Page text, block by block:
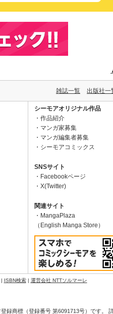
雑誌一覧 出版社一
シーモアオリジナル作品
作品紹介
マンガ家募集
マンガ編集者募集
シーモアコミックス
SNSサイト
Facebookページ
X(Twitter)
関連サイト
MangaPlaza
（English Manga Store）
| ISBN検索| 運営会社 NTTソルマーレ
録商標（登録番号 第6091713号）です。